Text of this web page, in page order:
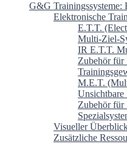
G&G Trainingssysteme:
Elektronische
E.T.T.
Multi-Ziel-
IR E.T.T.
Zubehör für
M.E.T.
Zubehör für
Visueller
Zusätzliche